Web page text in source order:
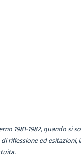
1981-1982, quando
riflessione ed